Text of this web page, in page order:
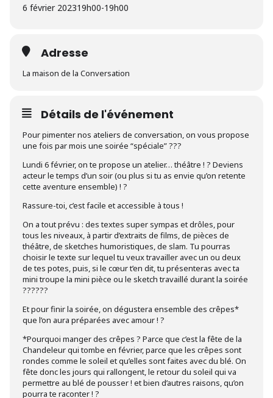
6 février 202319h00-19h00
Adresse
La maison de la Conversation
Détails de l'événement
Pour pimenter nos ateliers de conversation, on vous propose
une fois par mois une soirée “spéciale” ?️?️?️
Lundi 6 février, on te propose un atelier… théâtre ! ? Deviens
acteur le temps d’un soir (ou plus si tu as envie qu’on retente
cette aventure ensemble) ! ?
Rassure-toi, c’est facile et accessible à tous !
On a tout prévu : des textes super sympas et drôles, pour
tous les niveaux, à partir d’extraits de films, de pièces de
théâtre, de sketches humoristiques, de slam. Tu pourras
choisir le texte sur lequel tu veux travailler avec un ou deux
de tes potes, puis, si le cœur t’en dit, tu présenteras avec ta
mini troupe la mini pièce ou le sketch travaillé durant la soirée
??????
Et pour finir la soirée, on dégustera ensemble des crêpes*
que l’on aura préparées avec amour ! ?
*Pourquoi manger des crêpes ? Parce que c’est la fête de la
Chandeleur qui tombe en février, parce que les crêpes sont
rondes comme le soleil et qu’elles sont faites avec du blé. On
fête donc les jours qui rallongent, le retour du soleil qui va
permettre au blé de pousser ! et bien d’autres raisons, qu’on
pourra te raconter ! ?